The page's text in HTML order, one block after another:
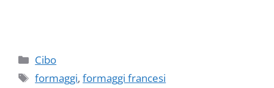
Categorie
Cibo
Tag
formaggi,formaggi francesi